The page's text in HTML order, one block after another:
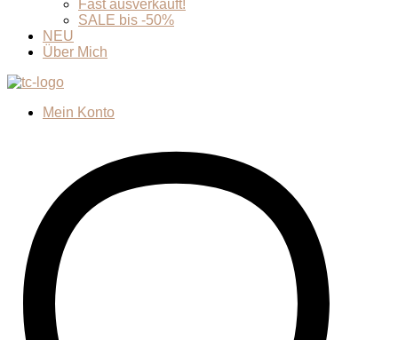
Fast ausverkauft!
SALE bis -50%
NEU
Über Mich
Mein Konto